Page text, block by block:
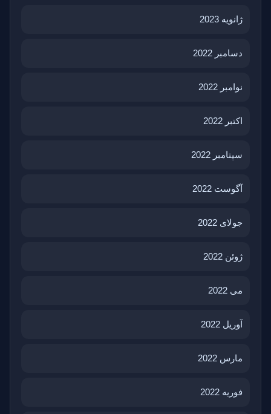
ژانویه 2023
دسامبر 2022
نوامبر 2022
اکتبر 2022
سپتامبر 2022
آگوست 2022
جولای 2022
ژوئن 2022
می 2022
آوریل 2022
مارس 2022
فوریه 2022